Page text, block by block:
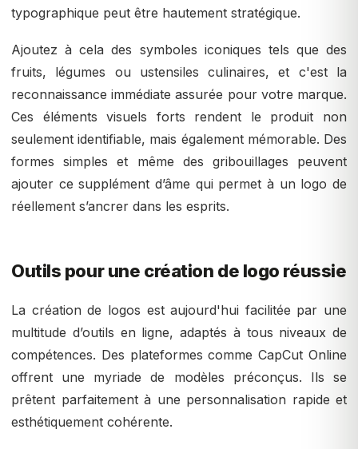
typographique peut être hautement stratégique.
Ajoutez à cela des symboles iconiques tels que des
fruits, légumes ou ustensiles culinaires, et c'est la
reconnaissance immédiate assurée pour votre marque.
Ces éléments visuels forts rendent le produit non
seulement identifiable, mais également mémorable. Des
formes simples et même des gribouillages peuvent
ajouter ce supplément d’âme qui permet à un logo de
réellement s’ancrer dans les esprits.
Outils pour une création de logo réussie
La création de logos est aujourd'hui facilitée par une
multitude d’outils en ligne, adaptés à tous niveaux de
compétences. Des plateformes comme CapCut Online
offrent une myriade de modèles préconçus. Ils se
prêtent parfaitement à une personnalisation rapide et
esthétiquement cohérente.